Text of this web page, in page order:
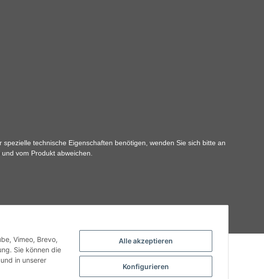
Alle akzeptieren
Konfigurieren
Vimeo, Brevo,
Sie können die
und in unserer
technische Eigenschaften benötigen, wenden Sie sich bitte an
vom Produkt abweichen.